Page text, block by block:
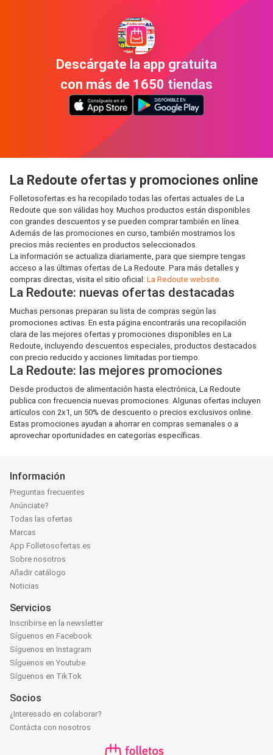
Descárgate la app gratuita
con más de 1650 tiendas
La Redoute ofertas y promociones online
Folletosofertas.es ha recopilado todas las ofertas actuales de La
Redoute que son válidas hoy. Muchos productos están disponibles
con grandes descuentos y se pueden comprar también en línea.
Además de las promociones en curso, también mostramos los
precios más recientes en productos seleccionados.
La información se actualiza diariamente, para que siempre tengas
acceso a las últimas ofertas de La Redoute. Para más detalles y
compras directas, visita el sitio oficial: La Redoute website.
La Redoute: nuevas ofertas destacadas
Muchas personas preparan su lista de compras según las
promociones activas. En esta página encontrarás una recopilación
clara de las mejores ofertas y promociones disponibles en La
Redoute, incluyendo descuentos especiales, productos destacados
con precio reducido y acciones limitadas por tiempo.
La Redoute: las mejores promociones
Desde productos de alimentación hasta electrónica, La Redoute
publica con frecuencia nuevas promociones. Algunas ofertas incluyen
artículos con 2x1, un 50% de descuento o precios exclusivos online.
Estas promociones ayudan a ahorrar en compras semanales o a
aprovechar oportunidades en categorías específicas.
Información
Preguntas frecuentes
Anúnciate?
Todas las ofertas
Marcas
App Folletosofertas.es
Sobre nosotros
Añadir catálogo
Noticias
Servicios
Inscribirse en la newsletter
Síguenos en Facebook
Síguenos en Instagram
Síguenos en Youtube
Síguenos en TikTok
Socios
¿Interesado en colaborar?
Contácta con nosotros